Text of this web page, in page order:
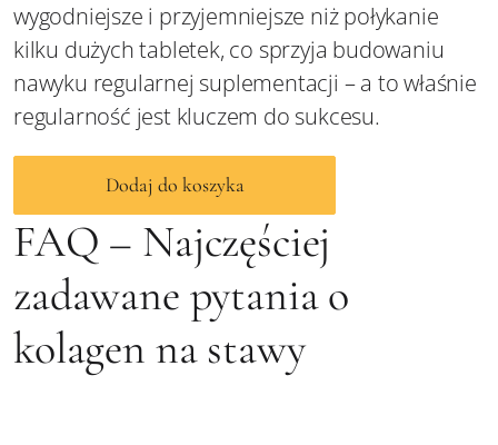
wygodniejsze i przyjemniejsze niż połykanie
kilku dużych tabletek, co sprzyja budowaniu
nawyku regularnej suplementacji – a to właśnie
regularność jest kluczem do sukcesu.
Dodaj do koszyka
FAQ – Najczęściej
zadawane pytania o
kolagen na stawy